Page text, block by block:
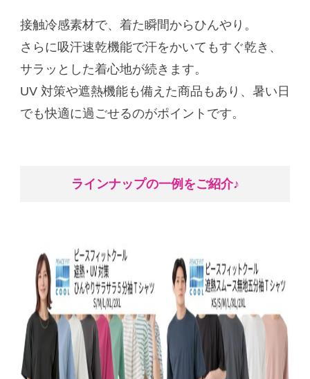
接触冷感素材で、着た瞬間からひんやり。
さらに吸汗速乾機能で汗をかいてもすぐ乾き、
サラッとした着心地が続きます。
UV 対策や遮熱機能も備えた商品もあり、暑い日
でも快適に過ごせるのがポイントです。
ラインナップの一例をご紹介♪